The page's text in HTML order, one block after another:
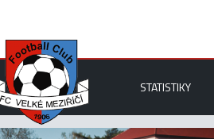
STATISTIKY